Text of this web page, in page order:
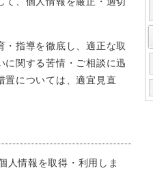
指導を徹底し、適正な取
に関する苦情・ご相談に迅
置については、適宜見直
人情報を取得・利用しま